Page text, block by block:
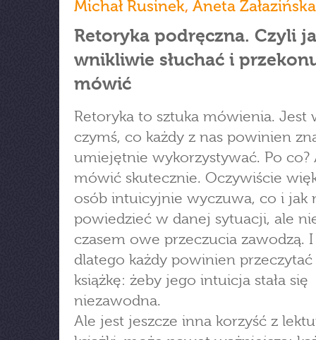
Michał Rusinek, Aneta Załazińska
Retoryka podręczna. Czyli
wnikliwie słuchać i
mówić
Retoryka to sztuka mówienia. Jest
czymś, co każdy z nas powinien
umiejętnie wykorzystywać. Po co?
mówić skutecznie. Oczywiście
osób intuicyjnie wyczuwa, co i jak
powiedzieć w danej sytuacji, ale
czasem owe przeczucia zawodzą. I
dlatego każdy powinien
książkę: żeby jego intuicja stała się
niezawodna.
Ale jest jeszcze inna korzyść z